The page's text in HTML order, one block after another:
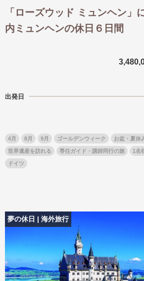
「ローズウッド ミュンヘン」
内ミュンヘンの休日６日間
出発日
4月 8月 9月 ゴールデンウィーク お盆・夏休
世界遺産を訪れる 専任ガイド・講師同行の旅 1名
ドイツ
夢の休日 | 海外旅行